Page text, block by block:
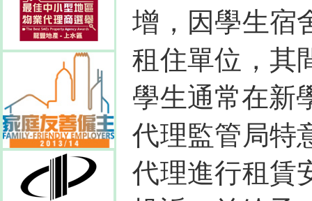
增，因學生宿
租住單位，其
學生通常在新
代理監管局特
代理進行租賃